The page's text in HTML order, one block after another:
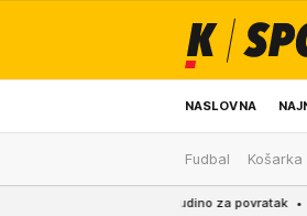
NASLOVNA
ODRŽIVA
Fudbal Košarka
šta je presudino za povratak 16:09